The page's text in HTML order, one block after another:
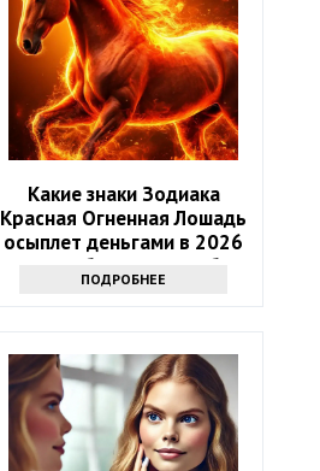
Какие знаки Зодиака
Красная Огненная Лошадь
осыплет деньгами в 2026
году: 4 баловня Судьбы
ПОДРОБНЕЕ